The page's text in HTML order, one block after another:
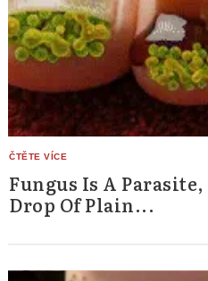
Fungus Is A
Drop Of Plain...